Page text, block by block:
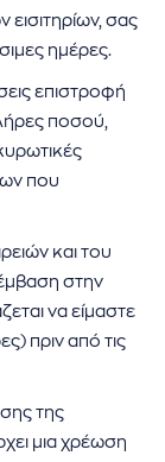
εισιτηρίων, σας
ημέρες.
επιστροφή
ποσού,
που
και του
στην
να είμαστε
πριν από τις
της
μια χρέωση